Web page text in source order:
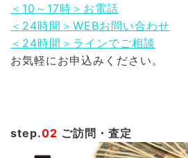
＜10～17時＞お電話
＜24時間＞WEBお問い合わせ
＜24時間＞ラインでご相談
お気軽にお申込みください。
step.02 ご訪問・査定